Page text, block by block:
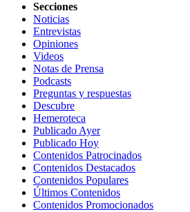
Secciones
Noticias
Entrevistas
Opiniones
Videos
Notas de Prensa
Podcasts
Preguntas y respuestas
Descubre
Hemeroteca
Publicado Ayer
Publicado Hoy
Contenidos Patrocinados
Contenidos Destacados
Contenidos Populares
Últimos Contenidos
Contenidos Promocionados